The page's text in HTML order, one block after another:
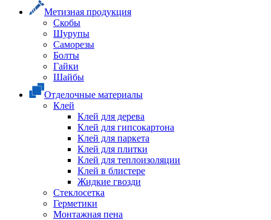
Метизная продукция
Скобы
Шурупы
Саморезы
Болты
Гайки
Шайбы
Отделочные материалы
Клей
Клей для дерева
Клей для гипсокартона
Клей для паркета
Клей для плитки
Клей для теплоизоляции
Клей в блистере
Жидкие гвозди
Стеклосетка
Герметики
Монтажная пена